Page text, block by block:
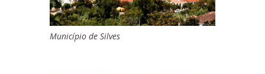
Município de Silves